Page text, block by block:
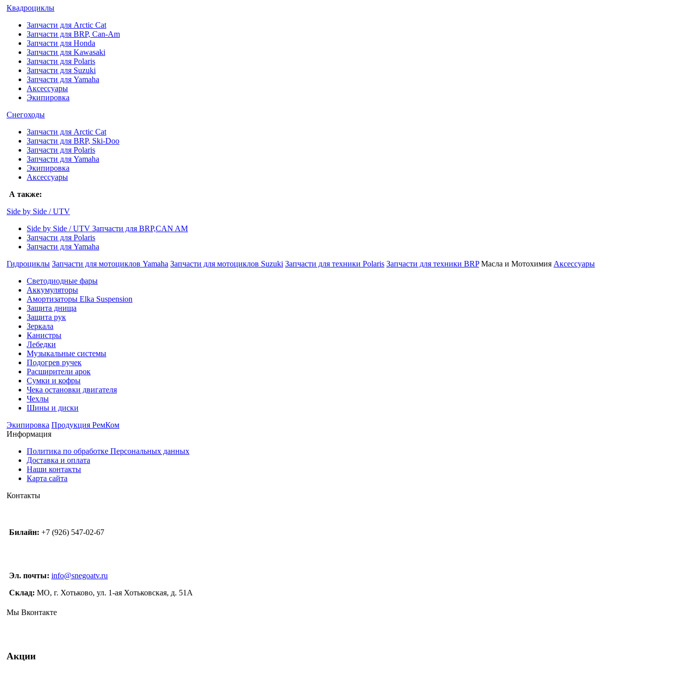
Квадроциклы
Запчасти для Arctic Cat
Запчасти для BRP, Can-Am
Запчасти для Honda
Запчасти для Kawasaki
Запчасти для Polaris
Запчасти для Suzuki
Запчасти для Yamaha
Аксессуары
Экипировка
Снегоходы
Запчасти для Arctic Cat
Запчасти для BRP, Ski-Doo
Запчасти для Polaris
Запчасти для Yamaha
Экипировка
Аксессуары
А также:
Side by Side / UTV
Side by Side / UTV Запчасти для BRP,CAN AM
Запчасти для Polaris
Запчасти для Yamaha
Гидроциклы Запчасти для мотоциклов Yamaha Запчасти для мотоциклов Suzuki Запчасти для техники Polaris Запчасти для техники BRP Масла и Мотохимия Аксессуары
Cветодиодные фары
Аккумуляторы
Амортизаторы Elka Suspension
Защита днища
Защита рук
Зеркала
Канистры
Лебедки
Музыкальные системы
Подогрев ручек
Расширители арок
Сумки и кофры
Чека остановки двигателя
Чехлы
Шины и диски
Экипировка Продукция РемКом
Информация
Политика по обработке Персональных данных
Доставка и оплата
Наши контакты
Карта сайта
Контакты
Билайн: +7 (926) 547-02-67
Эл. почты: info@snegoatv.ru
Склад: МО, г. Хотьково, ул. 1-ая Хотьковская, д. 51А
Мы Вконтакте
Акции